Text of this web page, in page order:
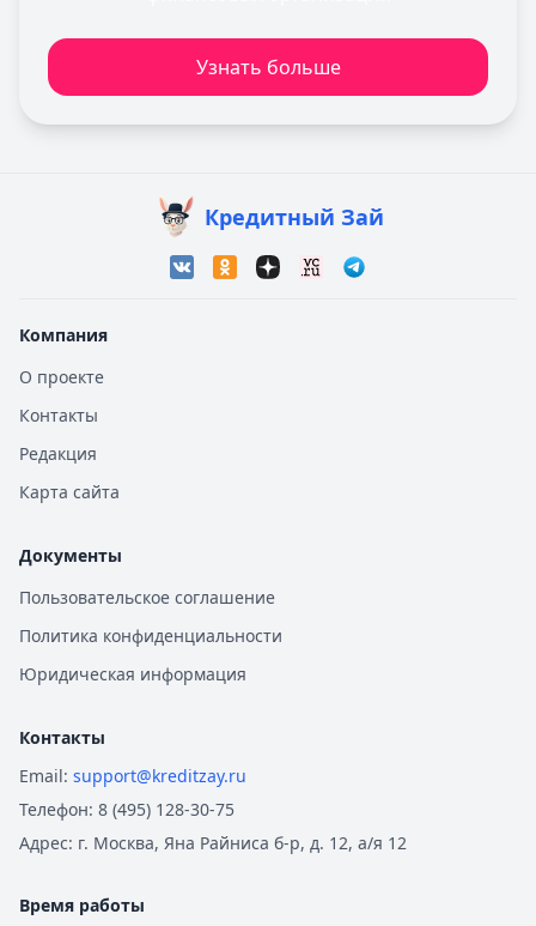
Узнать больше
Кредитный Зай
Компания
О проекте
Контакты
Редакция
Карта сайта
Документы
Пользовательское соглашение
Политика конфиденциальности
Юридическая информация
Контакты
Email: support@kreditzay.ru
Телефон: 8 (495) 128-30-75
Адрес: г. Москва, Яна Райниса б-р, д. 12, а/я 12
Время работы